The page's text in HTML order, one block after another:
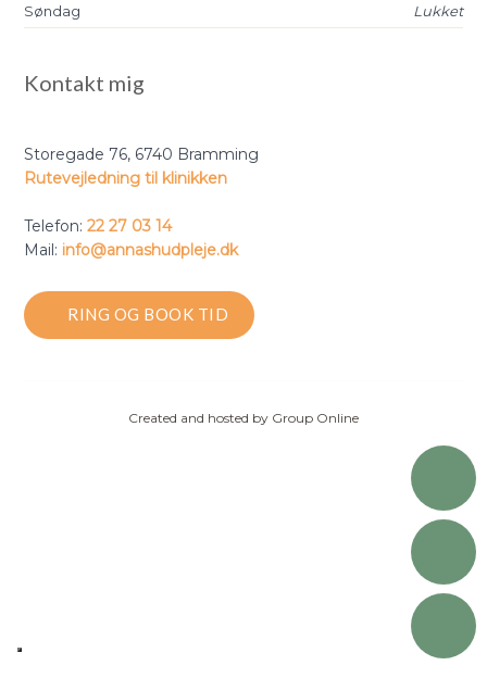
​Søndag
Lukket
Kontakt mig
Storegade 76, ​6740 Bramming
Rutevejledning til klinikken
​​Telefon:22 27 03 14
Mail: ​info@annashudpleje.dk
RING OG BOOK​ TID
Created and hosted by Group Online